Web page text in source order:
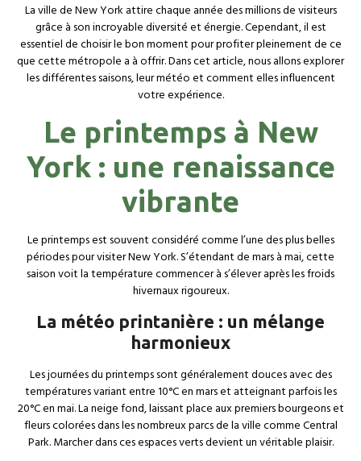
La ville de New York attire chaque année des millions de visiteurs
grâce à son incroyable diversité et énergie. Cependant, il est
essentiel de choisir le bon moment pour profiter pleinement de ce
que cette métropole a à offrir. Dans cet article, nous allons explorer
les différentes saisons, leur météo et comment elles influencent
votre expérience.
Le printemps à New
York : une renaissance
vibrante
Le printemps est souvent considéré comme l’une des plus belles
périodes pour visiter New York. S’étendant de mars à mai, cette
saison voit la température commencer à s’élever après les froids
hivernaux rigoureux.
La météo printanière : un mélange
harmonieux
Les journées du printemps sont généralement douces avec des
températures variant entre 10°C en mars et atteignant parfois les
20°C en mai. La neige fond, laissant place aux premiers bourgeons et
fleurs colorées dans les nombreux parcs de la ville comme Central
Park. Marcher dans ces espaces verts devient un véritable plaisir.